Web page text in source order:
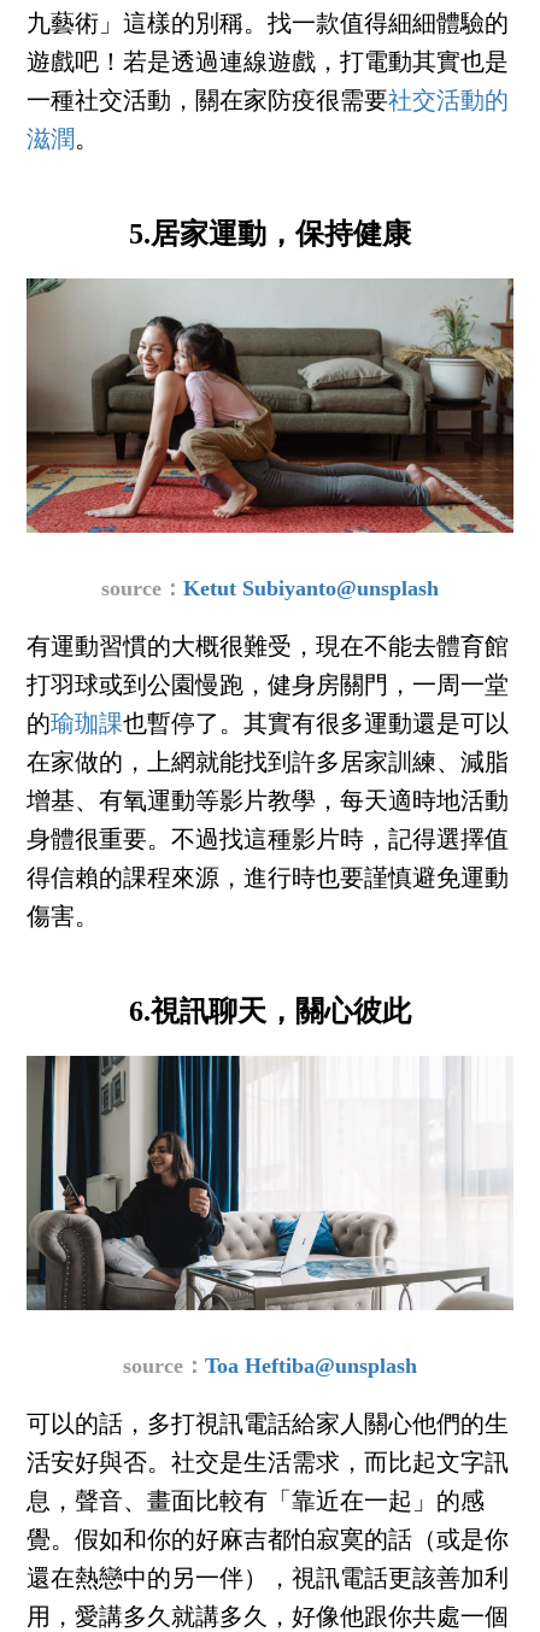
九藝術」這樣的別稱。找一款值得細細體驗的
遊戲吧！若是透過連線遊戲，打電動其實也是
一種社交活動，關在家防疫很需要社交活動的
滋潤 。
5.居家運動，保持健康
source： Ketut Subiyanto@unsplash
有運動習慣的大概很難受，現在不能去體育館
打羽球或到公園慢跑，健身房關門，一周一堂
的瑜珈課也暫停了。其實有很多運動還是可以
在家做的，上網就能找到許多居家訓練、減脂
增基、有氧運動等影片教學，每天適時地活動
身體很重要。不過找這種影片時，記得選擇值
得信賴的課程來源，進行時也要謹慎避免運動
傷害。
6.視訊聊天，關心彼此
source： Toa Heftiba@unsplash
可以的話，多打視訊電話給家人關心他們的生
活安好與否。社交是生活需求，而比起文字訊
息，聲音、畫面比較有「靠近在一起」的感
覺。假如和你的好麻吉都怕寂寞的話（或是你
還在熱戀中的另一伴），視訊電話更該善加利
用，愛講多久就講多久，好像他跟你共處一個